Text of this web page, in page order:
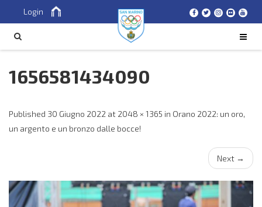
Login
1656581434090
Published 30 Giugno 2022 at 2048 × 1365 in Orano 2022: un oro,
un argento e un bronzo dalle bocce!
Next →